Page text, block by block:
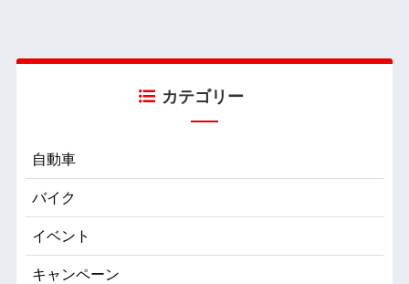
カテゴリー
自動車
バイク
イベント
キャンペーン